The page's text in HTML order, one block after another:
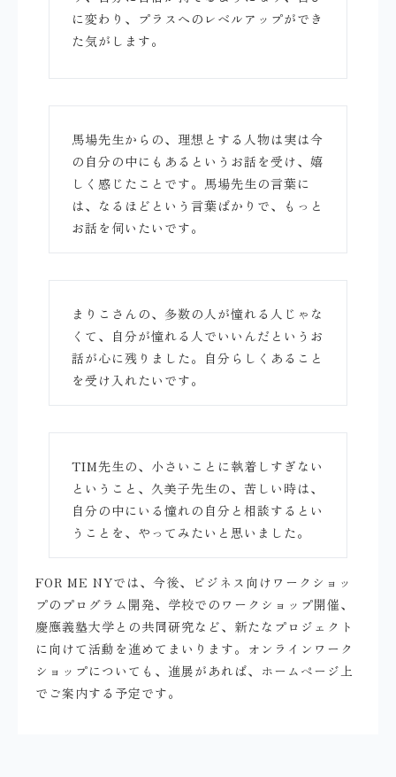
に変わり、プラスへのレベルアップができ
た気がします。
馬場先生からの、理想とする人物は実は今
の自分の中にもあるというお話を受け、嬉
しく感じたことです。馬場先生の言葉に
は、なるほどという言葉ばかりで、もっと
お話を伺いたいです。
まりこさんの、多数の人が憧れる人じゃな
くて、自分が憧れる人でいいんだというお
話が心に残りました。自分らしくあること
を受け入れたいです。
TIM先生の、小さいことに執着しすぎない
ということ、久美子先生の、苦しい時は、
自分の中にいる憧れの自分と相談するとい
うことを、やってみたいと思いました。
FOR ME NYでは、今後、ビジネス向けワークショッ
プのプログラム開発、学校でのワークショップ開催、
慶應義塾大学との共同研究など、新たなプロジェクト
に向けて活動を進めてまいります。オンラインワーク
ショップについても、進展があれば、ホームページ上
でご案内する予定です。